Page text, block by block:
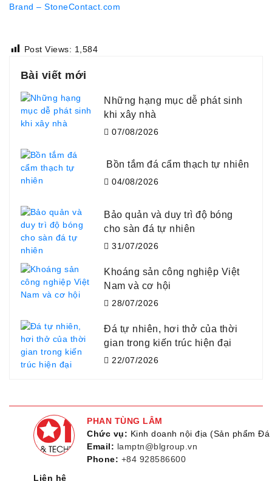
Brand – StoneContact.com
Post Views: 1,584
Bài viết mới
Những hạng mục dễ phát sinh
khi xây nhà
07/08/2026
Bồn tắm đá cẩm thạch tự nhiên
04/08/2026
Bảo quản và duy trì độ bóng
cho sàn đá tự nhiên
31/07/2026
Khoáng sản công nghiệp Việt
Nam và cơ hội
28/07/2026
Đá tự nhiên, hơi thở của thời
gian trong kiến trúc hiện đại
22/07/2026
PHAN TÙNG LÂM
Chức vụ: Kinh doanh nội địa (Sản phẩm Đá
Email: lamptn@blgroup.vn
Phone: +84 928586600
Liên hệ